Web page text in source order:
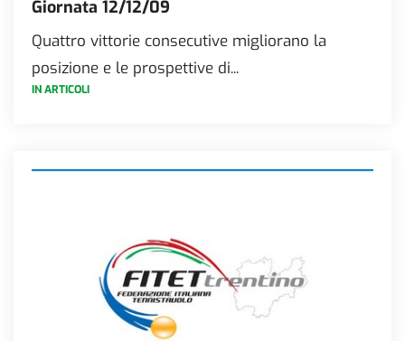
Giornata 12/12/09
Quattro vittorie consecutive migliorano la
posizione e le prospettive di...
IN ARTICOLI